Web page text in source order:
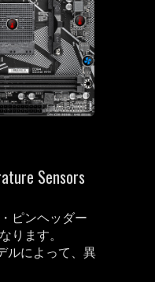
Sensors
ピンヘッダー
ります。
ルによって、異